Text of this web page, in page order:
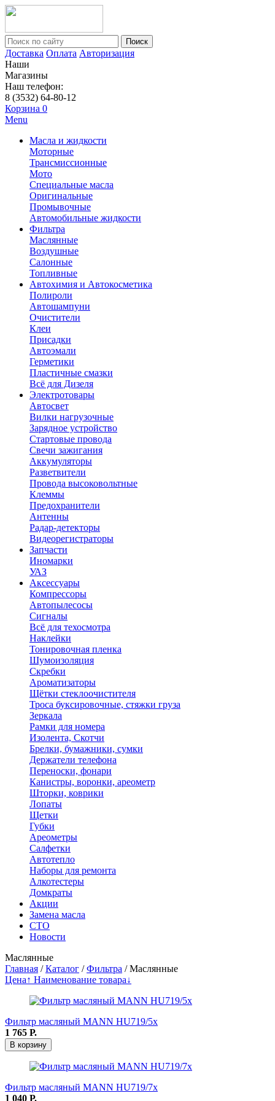
Поиск
Доставка Оплата Авторизация
Наши
Магазины
Наш телефон:
8 (3532) 64-80-12
Корзина 0
Menu
Масла и жидкости
Моторные
Трансмиссионные
Мото
Специальные масла
Оригинальные
Промывочные
Автомобильные жидкости
Фильтра
Маслянные
Воздушные
Салонные
Топливные
Автохимия и Автокосметика
Полироли
Автошампуни
Очистители
Клеи
Присадки
Автоэмали
Герметики
Пластичные смазки
Всё для Дизеля
Электротовары
Автосвет
Вилки нагрузочные
Зарядное устройство
Стартовые провода
Свечи зажигания
Аккумуляторы
Разветвители
Провода высоковольтные
Клеммы
Предохранители
Антенны
Радар-детекторы
Видеорегистраторы
Запчасти
Иномарки
УАЗ
Аксесcуары
Компрессоры
Автопылесосы
Сигналы
Всё для техосмотра
Наклейки
Тонировочная пленка
Шумоизоляция
Скребки
Ароматизаторы
Щётки стеклоочистителя
Троса буксировочные, стяжки груза
Зеркала
Рамки для номера
Изолента, Скотчи
Брелки, бумажники, сумки
Держатели телефона
Переноски, фонари
Канистры, воронки, ареометр
Шторки, коврики
Лопаты
Щетки
Губки
Ареометры
Салфетки
Автотепло
Наборы для ремонта
Алкотестеры
Домкраты
Акции
Замена масла
СТО
Новости
Маслянные
Главная /Каталог /Фильтра /Маслянные
Цена↑ Наименование товара↓
Фильтр масляный MANN HU719/5x
1 765 Р.
В корзину
Фильтр масляный MANN HU719/7x
1 040 Р.